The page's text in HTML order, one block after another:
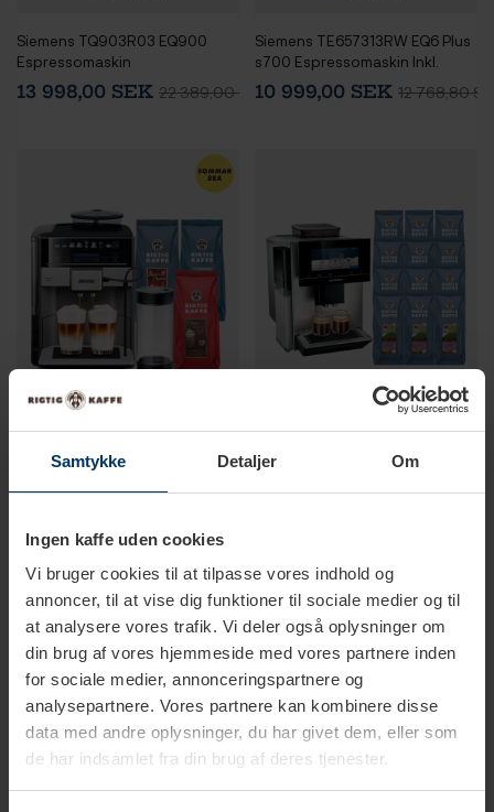
Samtykke Detaljer Om
Ingen kaffe uden cookies
Vi bruger cookies til at tilpasse vores indhold og
annoncer, til at vise dig funktioner til sociale medier og til
at analysere vores trafik. Vi deler også oplysninger om
din brug af vores hjemmeside med vores partnere inden
for sociale medier, annonceringspartnere og
analysepartnere. Vores partnere kan kombinere disse
data med andre oplysninger, du har givet dem, eller som
de har indsamlet fra din brug af deres tjenester.
Siemens TQ903R03 EQ900
Espressomaskin
13 998,00 SEK 22 389,00 SEK
Siemens TE657313RW EQ6 Plus
s700 Espressomaskin Inkl.
Mjölkbehållare & 3kg Rigtig
Kaffe Hela kaffebönor
10 999,00 SEK 12 768,80
1-3 vardagar
s500 Espressomaskin Inkl.
Mjölkbehållare & 3kg Rigtig
Kaffe Hela kaffebönor
1-3 vardagar
Kaffe Gold Crema Hela
kaffebönor